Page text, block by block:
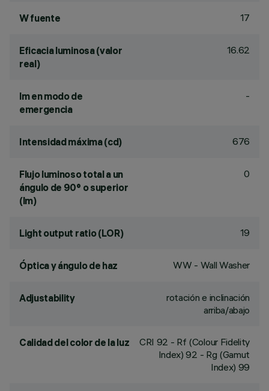
W fuente 17
Eficacia luminosa (valor
real)
16.62
lm en modo de
emergencia
-
Intensidad máxima (cd) 676
Flujo luminoso total a un
ángulo de 90° o superior
(lm)
0
Light output ratio (LOR) 19
Óptica y ángulo de haz WW - Wall Washer
Adjustability
rotación e inclinación
arriba/abajo
Calidad del color de la luz CRI 92 - Rf (Colour Fidelity
Index) 92 - Rg (Gamut
Index) 99